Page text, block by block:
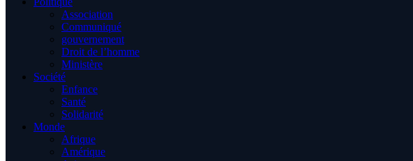
Association
Communiqué
gouvernement
Droit de l’homme
Ministère
Société
Enfance
Santé
Solidarité
Monde
Afrique
Amérique